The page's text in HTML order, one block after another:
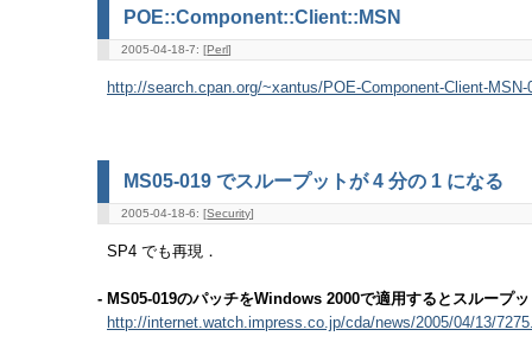
POE::Component::Client::MSN
2005-04-18-7: [Perl]
http://search.cpan.org/~xantus/POE-Component-Client-
MS05-019 でスループットが 4 分の 1 になる
2005-04-18-6: [Security]
SP4 でも再現．
- MS05-019のパッチをWindows 2000で適用するとスループ
http://internet.watch.impress.co.jp/cda/news/2005/04/13/